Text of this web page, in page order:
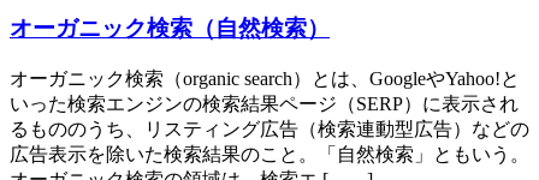
オーガニック検索（自然検索）
オーガニック検索（organic search）とは、GoogleやYahoo!と
いった検索エンジンの検索結果ページ（SERP）に表示され
るもののうち、リスティング広告（検索連動型広告）などの
広告表示を除いた検索結果のこと。「自然検索」ともいう。